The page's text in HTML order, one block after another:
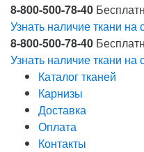
8-800-500-78-40
Узнать наличие ткани на
8-800-500-78-40
Узнать наличие ткани на
Каталог тканей
Карнизы
Доставка
Оплата
Контакты